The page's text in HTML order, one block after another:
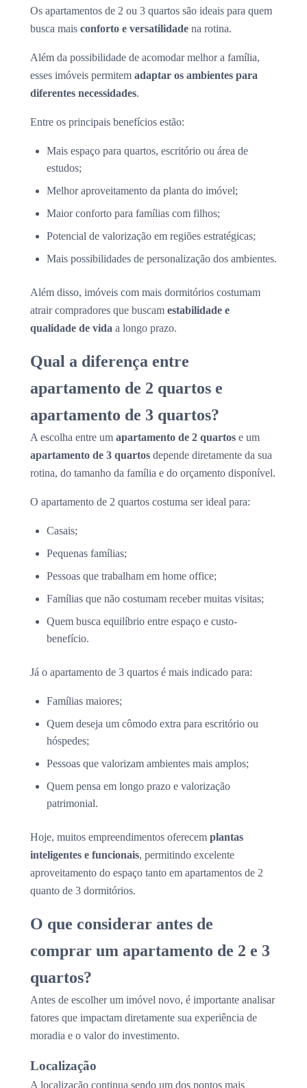
Os apartamentos de 2 ou 3 quartos são ideais para quem
busca mais conforto e versatilidade na rotina.
Além da possibilidade de acomodar melhor a família,
esses imóveis permitem adaptar os ambientes para
diferentes necessidades.
Entre os principais benefícios estão:
Mais espaço para quartos, escritório ou área de
estudos;
Melhor aproveitamento da planta do imóvel;
Maior conforto para famílias com filhos;
Potencial de valorização em regiões estratégicas;
Mais possibilidades de personalização dos ambientes.
Além disso, imóveis com mais dormitórios costumam
atrair compradores que buscam estabilidade e
qualidade de vida a longo prazo.
Qual a diferença entre
apartamento de 2 quartos e
apartamento de 3 quartos?
A escolha entre um apartamento de 2 quartos e um
apartamento de 3 quartos depende diretamente da sua
rotina, do tamanho da família e do orçamento disponível.
O apartamento de 2 quartos costuma ser ideal para:
Casais;
Pequenas famílias;
Pessoas que trabalham em home office;
Famílias que não costumam receber muitas visitas;
Quem busca equilíbrio entre espaço e custo-
benefício.
Já o apartamento de 3 quartos é mais indicado para:
Famílias maiores;
Quem deseja um cômodo extra para escritório ou
hóspedes;
Pessoas que valorizam ambientes mais amplos;
Quem pensa em longo prazo e valorização
patrimonial.
Hoje, muitos empreendimentos oferecem plantas
inteligentes e funcionais, permitindo excelente
aproveitamento do espaço tanto em apartamentos de 2
quanto de 3 dormitórios.
O que considerar antes de
comprar um apartamento de 2 e 3
quartos?
Antes de escolher um imóvel novo, é importante analisar
fatores que impactam diretamente sua experiência de
moradia e o valor do investimento.
Localização
A localização continua sendo um dos pontos mais